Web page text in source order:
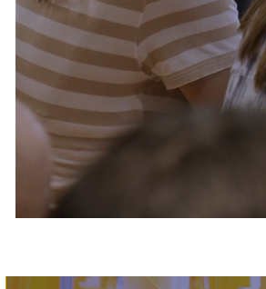
Servizi e accessibilità
Contatti
FAQ
Biglietti